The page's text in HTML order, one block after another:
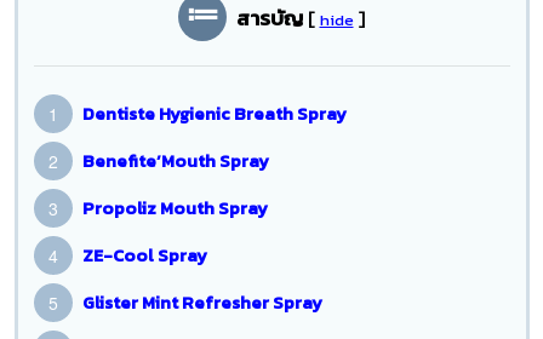
สารบัญ [ hide ]
Dentiste Hygienic Breath Spray
Benefite’Mouth Spray
Propoliz Mouth Spray
ZE-Cool Spray
Glister Mint Refresher Spray